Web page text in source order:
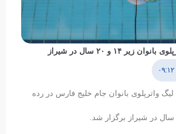
۱۴ و ۲۰ سال در شیراز
۰۹:۱۲
واترپلو‌ی بانوان جام خليج فارس در رده